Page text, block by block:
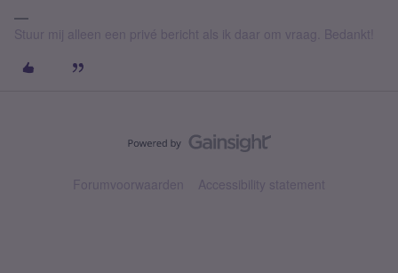
Stuur mij alleen een privé bericht als ik daar om vraag. Bedankt!
Forumvoorwaarden Accessibility statement